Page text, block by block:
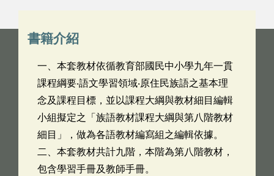
書籍介紹
一、本套教材依循教育部國民中小學九年一貫
課程綱要‧語文學習領域‧原住民族語之基本理
念及課程目標，並以課程大綱與教材細目編輯
小組擬定之「族語教材課程大綱與第八階教材
細目」，做為各語教材編寫組之編輯依據。
二、本套教材共計九階，本階為第八階教材，
包含學習手冊及教師手冊。